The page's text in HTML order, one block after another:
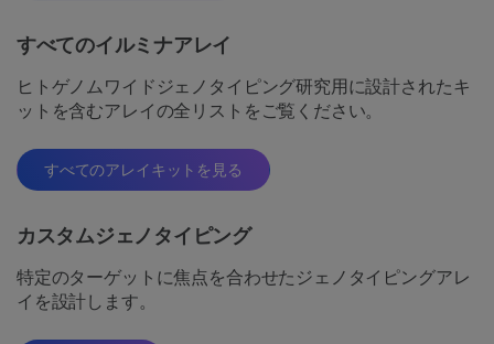
すべてのイルミナアレイ
ヒトゲノムワイドジェノタイピング研究用に設計されたキ
ットを含むアレイの全リストをご覧ください。
すべてのアレイキットを見る
カスタムジェノタイピング
特定のターゲットに焦点を合わせたジェノタイピングアレ
イを設計します。